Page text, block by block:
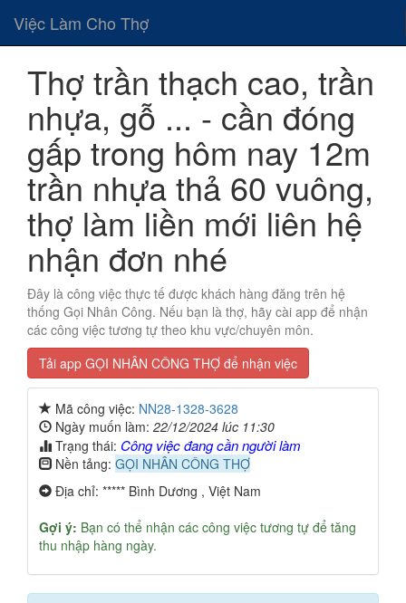
Việc Làm Cho Thợ
Thợ trần thạch cao, trần
nhựa, gỗ ... - cần đóng
gấp trong hôm nay 12m
trần nhựa thả 60 vuông,
thợ làm liền mới liên hệ
nhận đơn nhé
Đây là công việc thực tế được khách hàng đăng trên hệ
thống Gọi Nhân Công. Nếu bạn là thợ, hãy cài app để nhận
các công việc tương tự theo khu vực/chuyên môn.
Tải app GỌI NHÂN CÔNG THỢ để nhận việc
Mã công việc: NN28-1328-3628
Ngày muốn làm: 22/12/2024 lúc 11:30
Trạng thái: Công việc đang cần người làm
Nền tảng: GỌI NHÂN CÔNG THỢ
Địa chỉ: ***** Bình Dương , Việt Nam
Gợi ý: Bạn có thể nhận các công việc tương tự để tăng
thu nhập hàng ngày.